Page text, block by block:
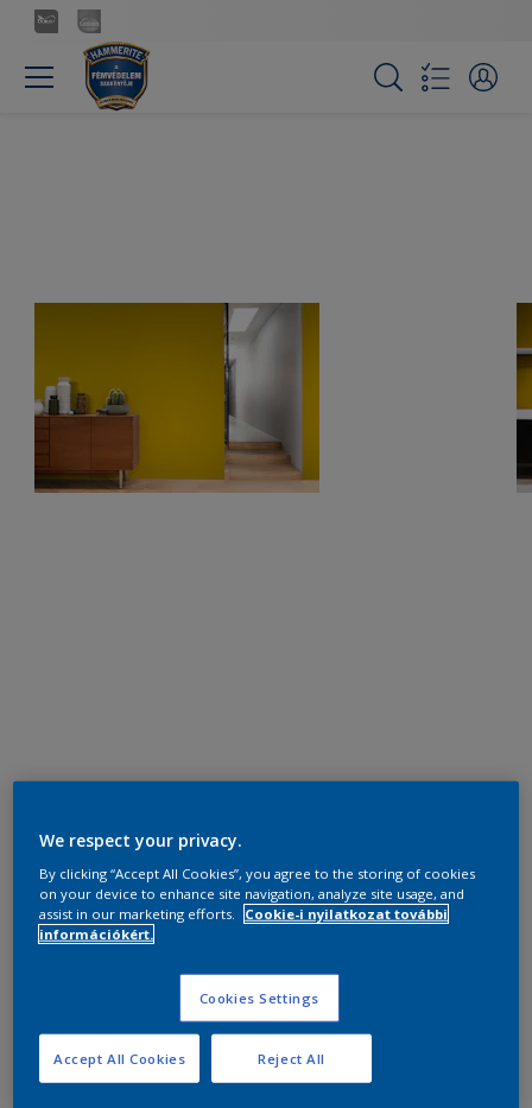
We respect your privacy.
By clicking “Accept All Cookies”, you agree to the storing of cookies
on your device to enhance site navigation, analyze site usage, and
assist in our marketing efforts.
Cookie-i nyilatkozat további
információkért.
Cookies Settings
Reject All
Accept All Cookies